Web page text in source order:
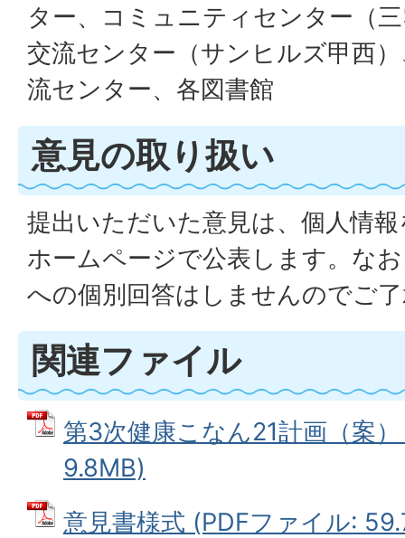
ター、コミュニティセンター（
交流センター（サンヒルズ甲西
流センター、各図書館
意見の取り扱い
提出いただいた意見は、個人情
ホームページで公表します。な
への個別回答はしませんのでご
関連ファイル
第3次健康こなん21計画（案
9.8MB)
意見書様式 (PDFファイル: